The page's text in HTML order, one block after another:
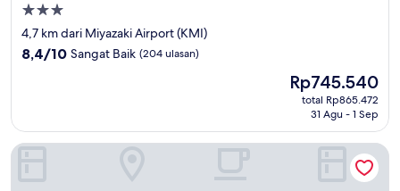
Properti
bintang
3.0
4,7 km dari Miyazaki Airport (KMI)
8.4
(204
ulasan)
8,4/10 Sangat Baik (204 ulasan)
Harga
sekarang
Rp745.540
Rp745.540
total Rp865.472
31 Agu - 1 Sep
Hotel Merieges